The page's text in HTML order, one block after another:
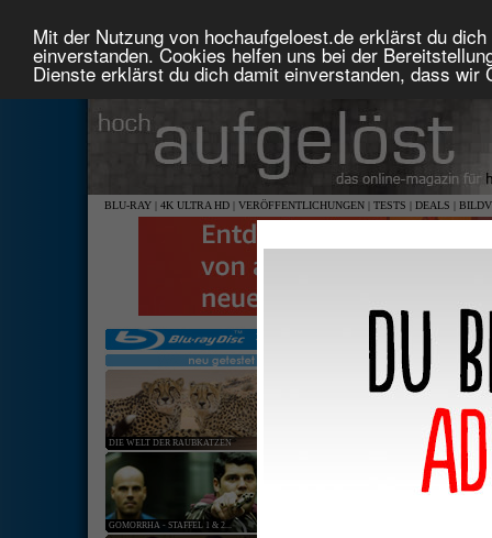
Mit der Nutzung von hochaufgeloest.de erklärst du
einverstanden. Cookies helfen uns bei der
Dienste erklärst du dich damit einverstanden, dass
BLU-RAY | 4K ULTRA HD | VERÖFFENTLICHUNGEN | TESTS | DEALS |
DIE WELT DER RAUBKATZEN
GOMORRHA - STAFFEL 1 & 2...
keine